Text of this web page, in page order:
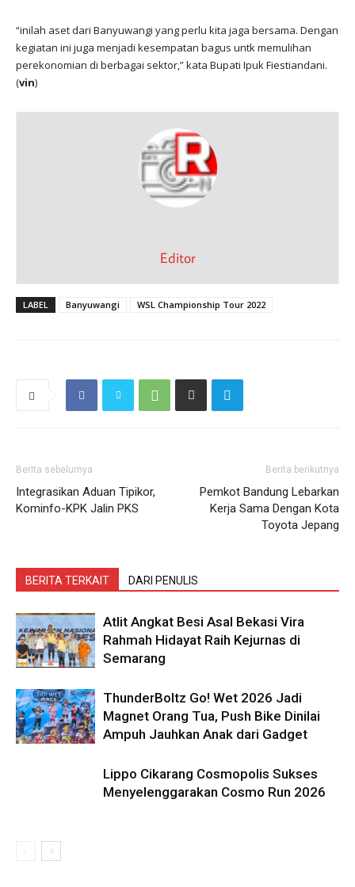
“inilah aset dari Banyuwangi yang perlu kita jaga bersama. Dengan
kegiatan ini juga menjadi kesempatan bagus untk memulihan
perekonomian di berbagai sektor,” kata Bupati Ipuk Fiestiandani.
(vin)
Editor
LABEL Banyuwangi WSL Championship Tour 2022
Berita sebelumya
Integrasikan Aduan Tipikor,
Kominfo-KPK Jalin PKS
Berita berikutnya
Pemkot Bandung Lebarkan
Kerja Sama Dengan Kota
Toyota Jepang
BERITA TERKAIT DARI PENULIS
Atlit Angkat Besi Asal Bekasi Vira
Rahmah Hidayat Raih Kejurnas di
Semarang
ThunderBoltz Go! Wet 2026 Jadi
Magnet Orang Tua, Push Bike Dinilai
Ampuh Jauhkan Anak dari Gadget
Lippo Cikarang Cosmopolis Sukses
Menyelenggarakan Cosmo Run 2026